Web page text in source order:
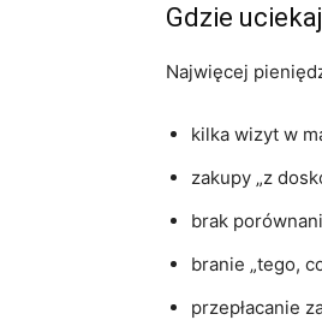
Gdzie
Najwięcej
kilka wizyt w
zakupy „z
brak
branie „tego,
przepłacanie